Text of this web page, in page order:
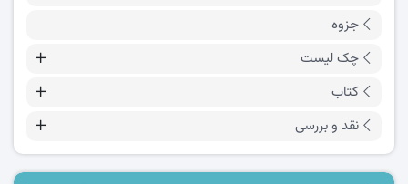
جزوه
چک لیست
کتاب
نقد و بررسی